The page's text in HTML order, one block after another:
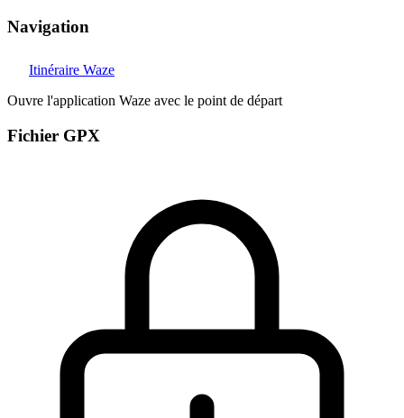
Navigation
Itinéraire Waze
Ouvre l'application Waze avec le point de départ
Fichier GPX